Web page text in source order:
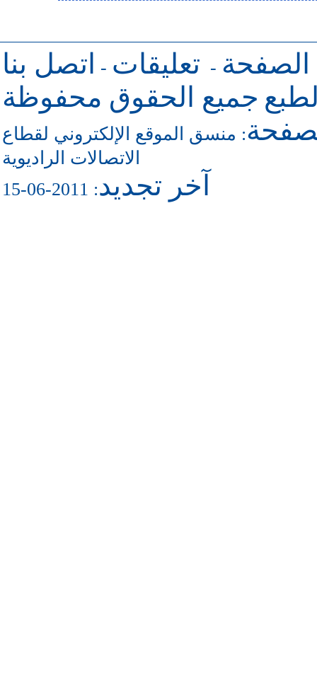
الصفحة - تعليقات -
اتصل بنا
جميع الحقوق محفوظة
: منسق الموقع الإلكتروني لقطاع
الاتصالات الراديوية
آخر تجديد: 2011-06-15